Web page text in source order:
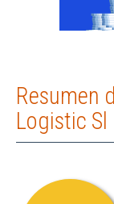
Resumen
Logistic Sl